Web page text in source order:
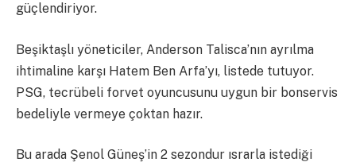
güçlendiriyor.
Beşiktaşlı yöneticiler, Anderson Talisca’nın ayrılma
ihtimaline karşı Hatem Ben Arfa’yı, listede tutuyor.
PSG, tecrübeli forvet oyuncusunu uygun bir bonservis
bedeliyle vermeye çoktan hazır.
Bu arada Şenol Güneş’in 2 sezondur ısrarla istediği